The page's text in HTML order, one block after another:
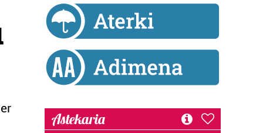
Astekaria